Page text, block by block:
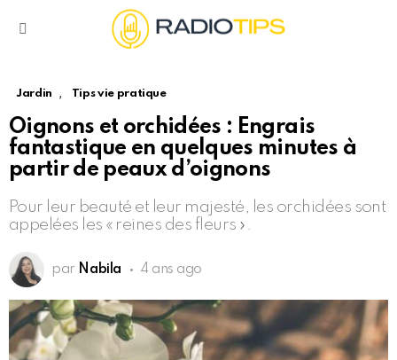
Jardin , Tips vie pratique
Oignons et orchidées : Engrais
fantastique en quelques minutes à
partir de peaux d’oignons
Pour leur beauté et leur majesté, les orchidées sont
appelées les « reines des fleurs ».
par Nabila 4 ans ago